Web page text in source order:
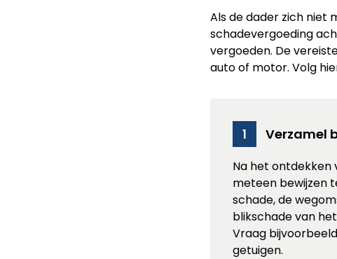
Als de dader zich niet
schadevergoeding
vergoeden. De
auto of motor. Volg
1 Verzamel
Na het ontdekken
meteen bewijzen
schade, de
blikschade van
Vraag
getuigen.